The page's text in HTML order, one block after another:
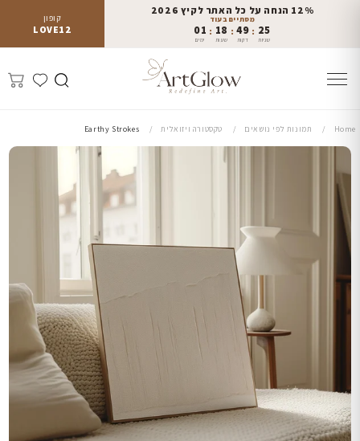
קופון
LOVE12
12% הנחה על כל האתר לקיץ 2026
מסתיים בעוד
01
ימים
: 18
שעות
: 49
דקות
: 24
שניות
Home תמונות לפי נושאים טקסטורה ויזואלית Earthy Strokes